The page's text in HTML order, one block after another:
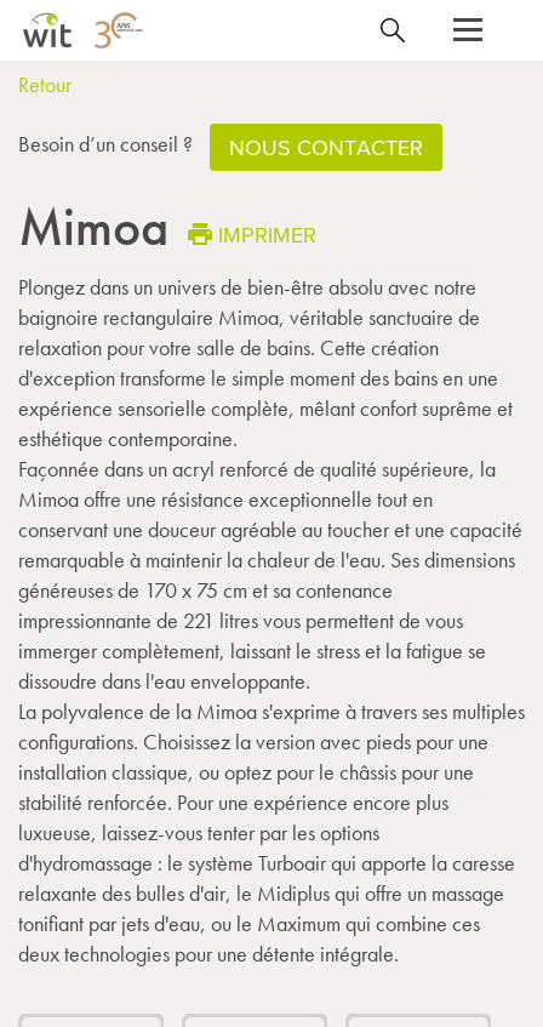
Retour
Besoin d’un conseil ? NOUS CONTACTER
Mimoa IMPRIMER
Plongez dans un univers de bien-être absolu avec notre
baignoire rectangulaire Mimoa, véritable sanctuaire de
relaxation pour votre salle de bains. Cette création
d'exception transforme le simple moment des bains en une
expérience sensorielle complète, mêlant confort suprême et
esthétique contemporaine.
Façonnée dans un acryl renforcé de qualité supérieure, la
Mimoa offre une résistance exceptionnelle tout en
conservant une douceur agréable au toucher et une capacité
remarquable à maintenir la chaleur de l'eau. Ses dimensions
généreuses de 170 x 75 cm et sa contenance
impressionnante de 221 litres vous permettent de vous
immerger complètement, laissant le stress et la fatigue se
dissoudre dans l'eau enveloppante.
La polyvalence de la Mimoa s'exprime à travers ses multiples
configurations. Choisissez la version avec pieds pour une
installation classique, ou optez pour le châssis pour une
stabilité renforcée. Pour une expérience encore plus
luxueuse, laissez-vous tenter par les options
d'hydromassage : le système Turboair qui apporte la caresse
relaxante des bulles d'air, le Midiplus qui offre un massage
tonifiant par jets d'eau, ou le Maximum qui combine ces
deux technologies pour une détente intégrale.